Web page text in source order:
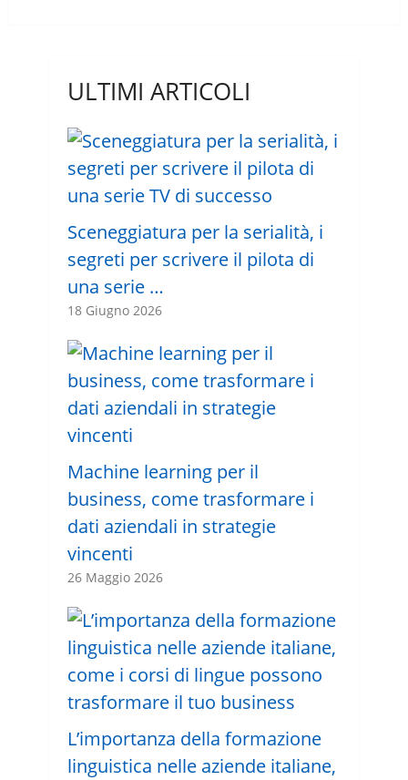
ULTIMI ARTICOLI
Sceneggiatura per la serialità, i
segreti per scrivere il pilota di
una serie …
18 Giugno 2026
Machine learning per il
business, come trasformare i
dati aziendali in strategie
vincenti
26 Maggio 2026
L’importanza della formazione
linguistica nelle aziende italiane,